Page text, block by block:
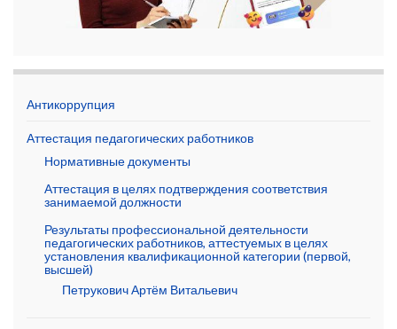
Антикоррупция
Аттестация педагогических работников
Нормативные документы
Аттестация в целях подтверждения соответствия
занимаемой должности
Результаты профессиональной деятельности
педагогических работников, аттестуемых в целях
установления квалификационной категории (первой,
высшей)
Петрукович Артём Витальевич